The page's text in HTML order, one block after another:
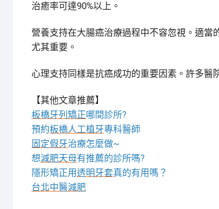
治癒率可達90%以上。
營養支持在大腸癌治療過程中不容忽視。適
尤其重要。
心理支持同樣是抗癌成功的重要因素。許多醫
【其他文章推薦】
板橋牙列矯正哪間診所?
預約板橋人工植牙專科醫師
固定假牙治療怎麼做~
想減肥天母有推薦的診所嗎?
隱形矯正用透明牙套真的有用嗎？
台北中醫減肥